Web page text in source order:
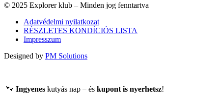
© 2025 Explorer klub – Minden jog fenntartva
Adatvédelmi nyilatkozat
RÉSZLETES KONDÍCIÓS LISTA
Impresszum
Designed by PM Solutions
🐾 Ingyenes kutyás nap – és kupont is nyerhetsz!